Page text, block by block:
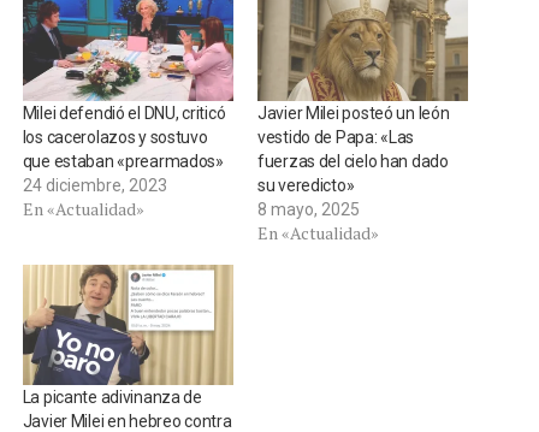
Milei defendió el DNU, criticó
los cacerolazos y sostuvo
que estaban «prearmados»
24 diciembre, 2023
En «Actualidad»
Javier Milei posteó un león
vestido de Papa: «Las
fuerzas del cielo han dado
su veredicto»
8 mayo, 2025
En «Actualidad»
La picante adivinanza de
Javier Milei en hebreo contra